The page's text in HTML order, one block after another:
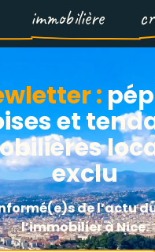
immobilière
:
et
exclu